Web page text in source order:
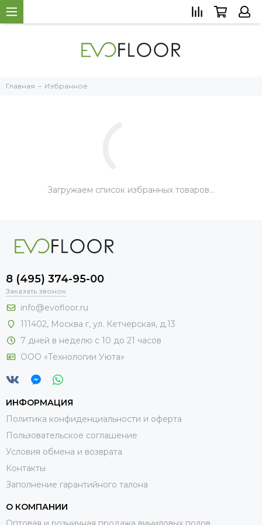
Главная Избранное
Загружаем список избранных товаров…
8 (495) 374-95-00
Заказать звонок
info@evofloor.ru
111402, Москва г, ул. Кетчерская, д.13
7 дней в неделю с 10 до 21 часов
ООО «Технологии Уюта»
ИНФОРМАЦИЯ
Политика конфиденциальности и оферта
Пользовательское соглашение
Условия обмена и возврата
Контакты
Заполнение гарантийного талона
О КОМПАНИИ